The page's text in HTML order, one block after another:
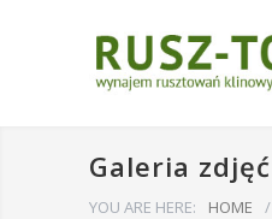
Galeria zdjęć
YOU ARE HERE: HOME /